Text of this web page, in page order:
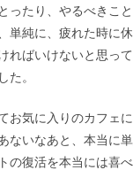
ったり、やるべきこ
単純に、疲れた時に
ればいけないと思っ
た。
お気に入りのカフェ
ないなあと、本当に
の復活を本当には喜